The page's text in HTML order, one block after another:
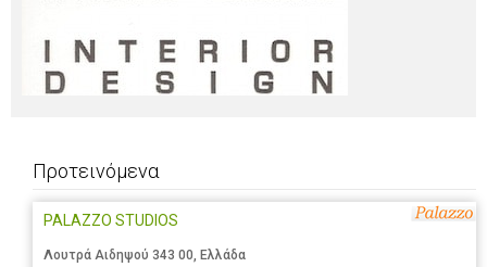
Προτεινόμενα
PALAZZO STUDIOS
Λουτρά Αιδηψού 343 00, Ελλάδα